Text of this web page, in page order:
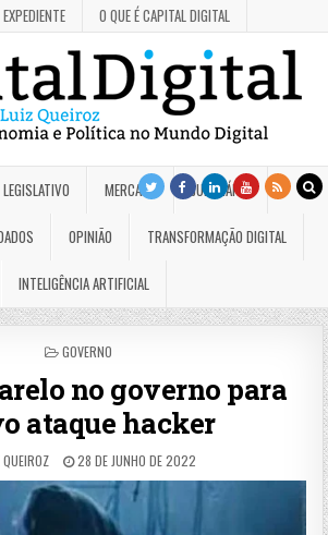
EXPEDIENTE O QUE É CAPITAL DIGITAL
LEGISLATIVO MERCADO JUDICIÁRIO
OPINIÃO TRANSFORMAÇÃO DIGITAL
INTELIGÊNCIA ARTIFICIAL
POSTED
GOVERNO
no governo para
ataque hacker
28 DE JUNHO DE 2022